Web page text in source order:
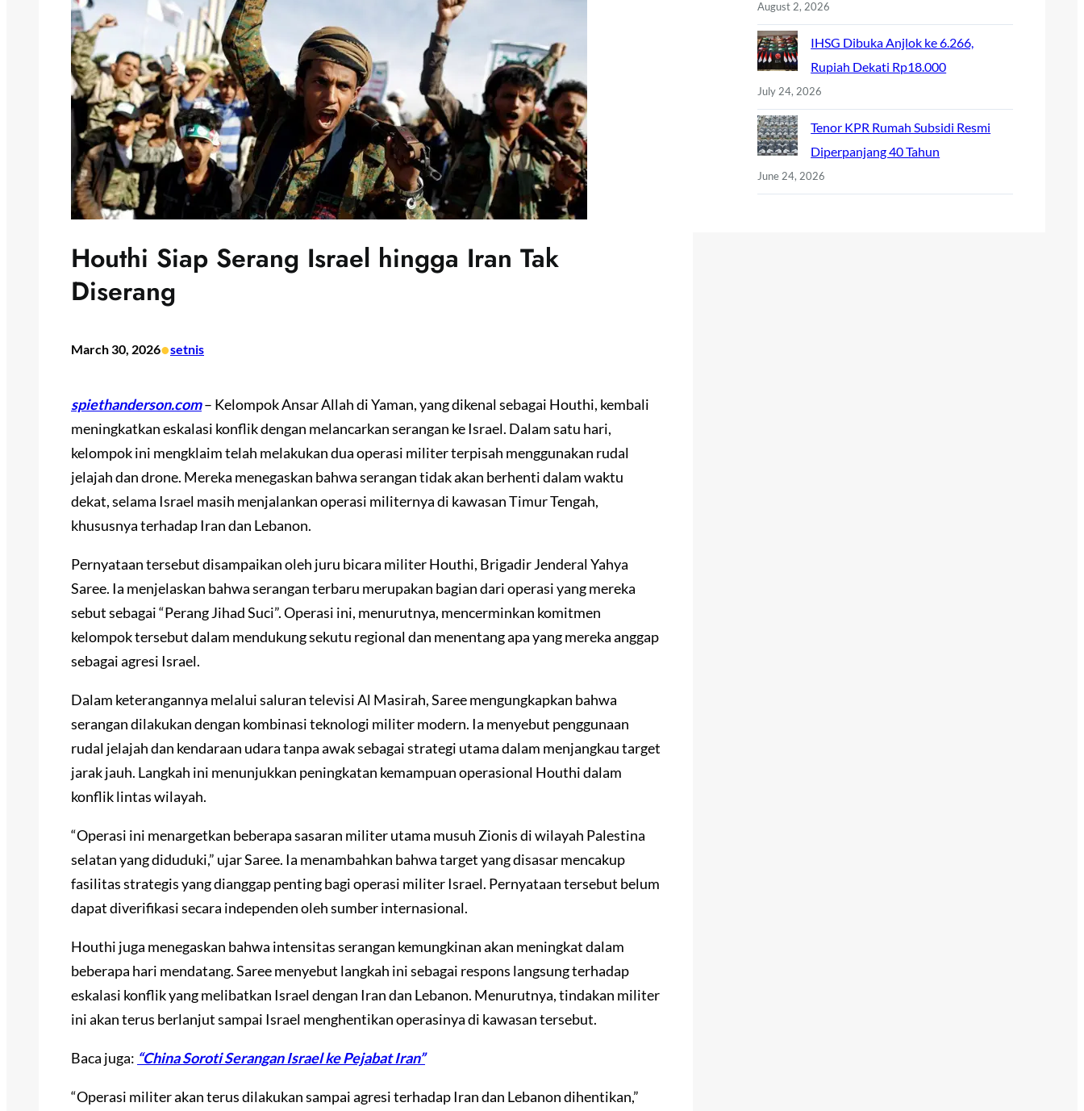
Houthi Siap Serang Israel hingga Iran Tak
Diserang
March 30, 2026•setnis
spiethanderson.com– Kelompok Ansar Allah di Yaman, yang dikenal sebagai Houthi, kembali
meningkatkan eskalasi konflik dengan melancarkan serangan ke Israel. Dalam satu hari,
kelompok ini mengklaim telah melakukan dua operasi militer terpisah menggunakan rudal
jelajah dan drone. Mereka menegaskan bahwa serangan tidak akan berhenti dalam waktu
dekat, selama Israel masih menjalankan operasi militernya di kawasan Timur Tengah,
khususnya terhadap Iran dan Lebanon.
Pernyataan tersebut disampaikan oleh juru bicara militer Houthi, Brigadir Jenderal Yahya
Saree. Ia menjelaskan bahwa serangan terbaru merupakan bagian dari operasi yang mereka
sebut sebagai “Perang Jihad Suci”. Operasi ini, menurutnya, mencerminkan komitmen
kelompok tersebut dalam mendukung sekutu regional dan menentang apa yang mereka anggap
sebagai agresi Israel.
Dalam keterangannya melalui saluran televisi Al Masirah, Saree mengungkapkan bahwa
serangan dilakukan dengan kombinasi teknologi militer modern. Ia menyebut penggunaan
rudal jelajah dan kendaraan udara tanpa awak sebagai strategi utama dalam menjangkau target
jarak jauh. Langkah ini menunjukkan peningkatan kemampuan operasional Houthi dalam
konflik lintas wilayah.
“Operasi ini menargetkan beberapa sasaran militer utama musuh Zionis di wilayah Palestina
selatan yang diduduki,” ujar Saree. Ia menambahkan bahwa target yang disasar mencakup
fasilitas strategis yang dianggap penting bagi operasi militer Israel. Pernyataan tersebut belum
dapat diverifikasi secara independen oleh sumber internasional.
Houthi juga menegaskan bahwa intensitas serangan kemungkinan akan meningkat dalam
beberapa hari mendatang. Saree menyebut langkah ini sebagai respons langsung terhadap
eskalasi konflik yang melibatkan Israel dengan Iran dan Lebanon. Menurutnya, tindakan militer
ini akan terus berlanjut sampai Israel menghentikan operasinya di kawasan tersebut.
Baca juga: “China Soroti Serangan Israel ke Pejabat Iran”
“Operasi militer akan terus dilakukan sampai agresi terhadap Iran dan Lebanon dihentikan,”
August 2, 2026
IHSG Dibuka Anjlok ke 6.266,
Rupiah Dekati Rp18.000
July 24, 2026
Tenor KPR Rumah Subsidi Resmi
Diperpanjang 40 Tahun
June 24, 2026